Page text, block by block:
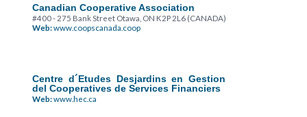
Canadian Cooperative Association
#400 - 275 Bank Street Otawa, ON K2P 2L6 (CANADA)
Web:www.coopscanada.coop
Centre d´Etudes Desjardins en Gestion
del Cooperatives de Services Financiers
Web:www.hec.ca